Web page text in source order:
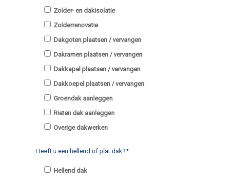
Zolder- en dakisolatie
Zolderrenovatie
Dakgoten plaatsen / vervangen
Dakramen plaatsen / vervangen
Dakkapel plaatsen / vervangen
Dakkoepel plaatsen / vervangen
Groendak aanleggen
Rieten dak aanleggen
Overige dakwerken
Heeft u een hellend of plat dak?*
Hellend dak